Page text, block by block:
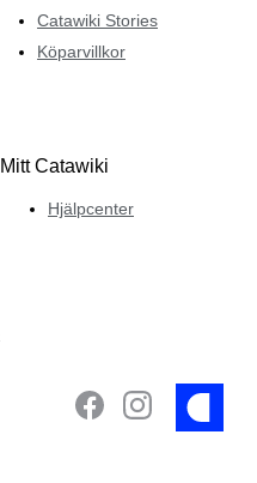
Catawiki Stories
Köparvillkor
Mitt Catawiki
Hjälpcenter